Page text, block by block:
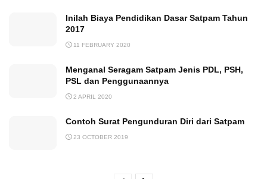
Inilah Biaya Pendidikan Dasar Satpam Tahun
2017
11 FEBRUARY 2020
Menganal Seragam Satpam Jenis PDL, PSH,
PSL dan Penggunaannya
2 APRIL 2020
Contoh Surat Pengunduran Diri dari Satpam
23 OCTOBER 2019